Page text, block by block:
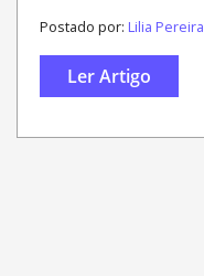
Postado por: Lilia Pereira
Ler Artigo